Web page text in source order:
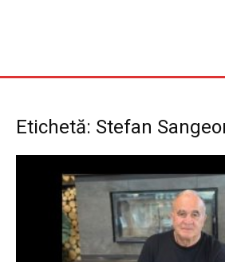
Etichetă: Stefan